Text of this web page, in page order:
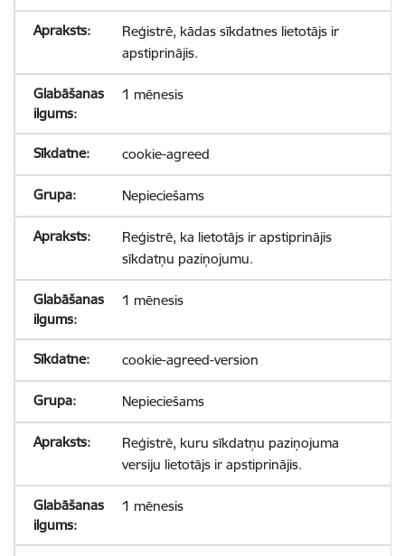
Reģistrē, kādas sīkdatnes lietotājs ir
apstiprinājis.
1 mēnesis
cookie-agreed
Nepieciešams
Reģistrē, ka lietotājs ir apstiprinājis
sīkdatņu paziņojumu.
1 mēnesis
cookie-agreed-version
Nepieciešams
Reģistrē, kuru sīkdatņu paziņojuma
versiju lietotājs ir apstiprinājis.
1 mēnesis